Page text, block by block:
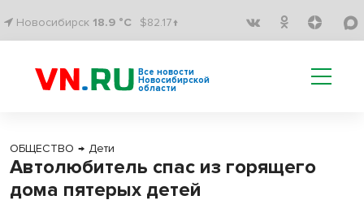
Новосибирск 18.9 °C $82.17↑
Все новости
Новосибирской
области
ОБЩЕСТВО → Дети
Автолюбитель спас из горящего
дома пятерых детей